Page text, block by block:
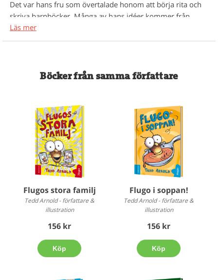
Det var hans fru som övertalade honom att börja rita och
skriva barnböcker. Många av hans idéer kommer från
saker som hans barn sa eller gjorde när de var små. Tedd
Arnold har skrivit 18 böcker om Flugo, men totalt har det
jobba med.
Läs mer
Böcker från samma författare
Flugos stora familj
Tedd Arnold - författare &
illustration
156 kr
Köp
Flugo i soppan!
Tedd Arnold - författare &
illustration
156 kr
Köp